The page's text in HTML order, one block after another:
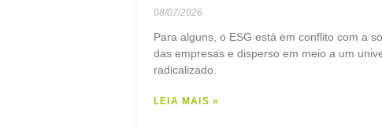
08/07/2026
Para alguns, o ESG está em conflito com a
das empresas e disperso em meio a um
radicalizado.
LEIA MAIS »